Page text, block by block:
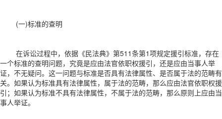
(一)标准的查明
在诉讼过程中，依据《民法典》第511条第1项规定援引标准，存在
一个标准的查明问题，究竟是应由法官依职权援引，还是应由当事人举
证，不无疑问。这一问题与标准是否具有法律属性、是否属于法的范畴有
关。如果认为标准具有法律属性，属于法的范畴，那么应由法官依职权援
引；如果认为标准不具有法律属性，不属于法的范畴，那么原则上应由当
事人举证。